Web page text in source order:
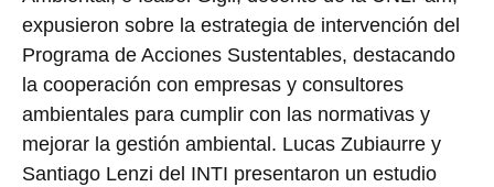
expusieron sobre la estrategia de intervención del
Programa de Acciones Sustentables, destacando
la cooperación con empresas y consultores
ambientales para cumplir con las normativas y
mejorar la gestión ambiental. Lucas Zubiaurre y
Santiago Lenzi del INTI presentaron un estudio